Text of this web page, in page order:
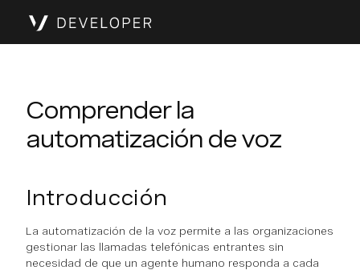
Comprender la
automatización de voz
Introducción
La automatización de la voz permite a las organizaciones
gestionar las llamadas telefónicas entrantes sin
necesidad de que un agente humano responda a cada